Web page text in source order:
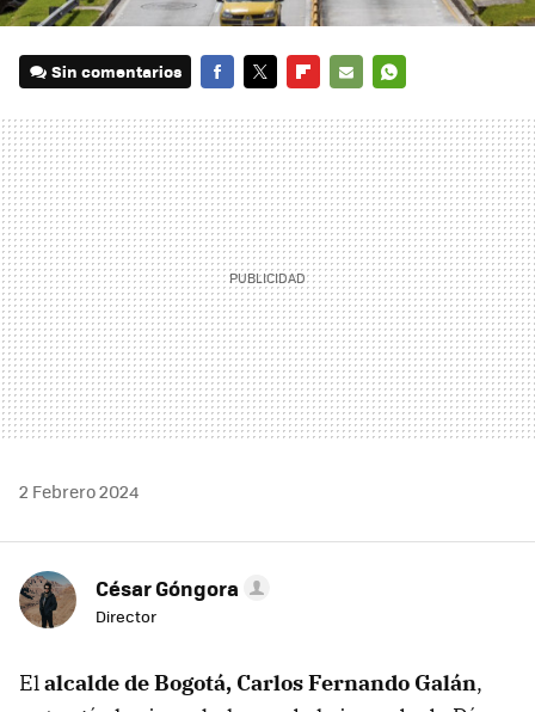
Sin comentarios
MAIL
2 Febrero 2024
César Góngora
Director
Elalcalde de Bogotá, Carlos Fernando Galán,